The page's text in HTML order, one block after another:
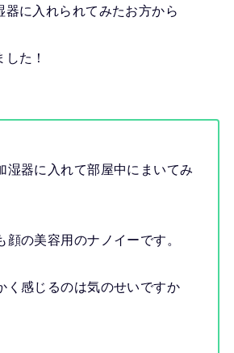
器に入れられてみたお方から
た！
湿器に入れて部屋中にまいてみ
顔の美容用のナノイーです。
く感じるのは気のせいですか